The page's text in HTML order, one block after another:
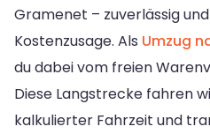
Gramenet – zuverlässig
Kostenzusage. Als Umzug
du dabei vom freien
Diese Langstrecke fahren
kalkulierter Fahrzeit und